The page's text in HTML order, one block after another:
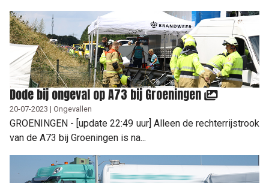
Dode bij ongeval op A73 bij Groeningen
20-07-2023 | Ongevallen
GROENINGEN - [update 22:49 uur] Alleen de rechterrijstrook
van de A73 bij Groeningen is na...